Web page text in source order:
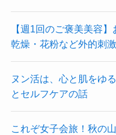
【週1回のご褒美美容
乾燥・花粉など外的刺
ヌン活は、心と肌をゆ
とセルフケアの話
これぞ女子会旅！秋の